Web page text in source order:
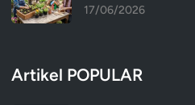
17/06/2026
Artikel POPULAR